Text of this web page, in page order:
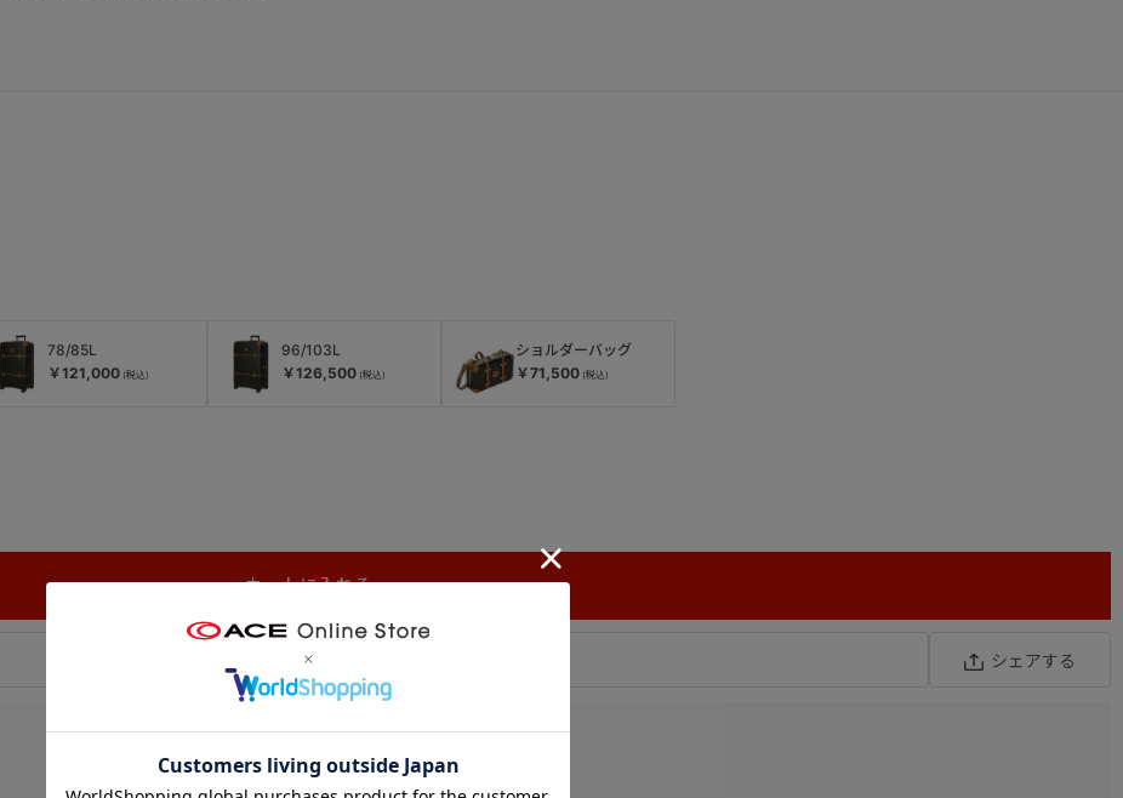
78/85L
￥121,000
96/103L
￥126,500
ショルダーバッグ
￥71,500
シェアする